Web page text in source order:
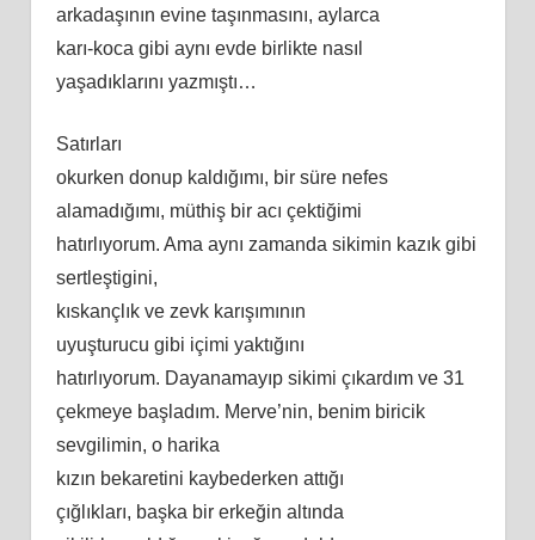
arkadaşının evine taşınmasını, aylarca
karı-koca gibi aynı evde birlikte nasıl
yaşadıklarını yazmıştı…
Satırları
okurken donup kaldığımı, bir süre nefes
alamadığımı, müthiş bir acı çektiğimi
hatırlıyorum. Ama aynı zamanda sikimin kazık gibi
sertleştigini,
kıskançlık ve zevk karışımının
uyuşturucu gibi içimi yaktığını
hatırlıyorum. Dayanamayıp sikimi çıkardım ve 31
çekmeye başladım. Merve’nin, benim biricik
sevgilimin, o harika
kızın bekaretini kaybederken attığı
çığlıkları, başka bir erkeğin altında